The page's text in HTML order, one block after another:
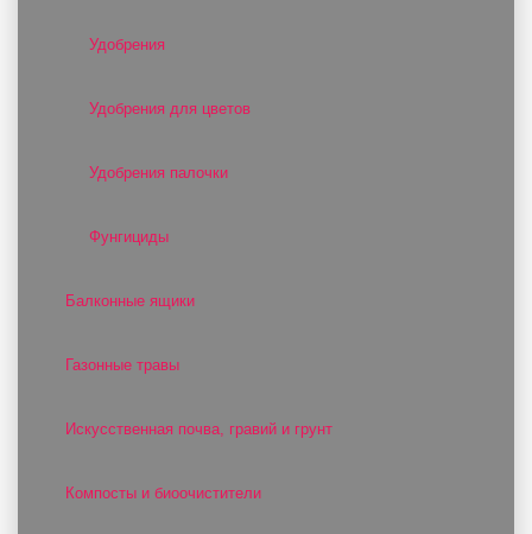
Удобрения
Удобрения для цветов
Удобрения палочки
Фунгициды
Балконные ящики
Газонные травы
Искусственная почва, гравий и грунт
Компосты и биоочистители